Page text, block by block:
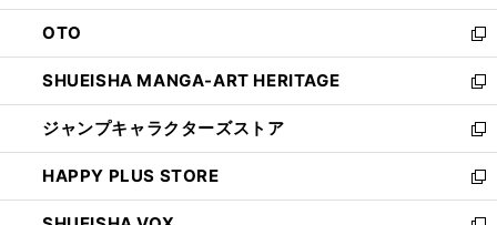
ウ
で
開
く
ン
ド
ウ
で
開
く
OTO
新
し
い
ウ
ィ
ン
ド
ウ
SHUEISHA MANGA-ART HERITAGE
新
し
い
ウ
ィ
ン
ジャンプキャラクターズストア
新
し
い
ウ
HAPPY PLUS STORE
新
し